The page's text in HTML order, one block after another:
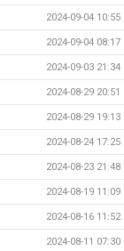
2024-09-04 10:55
2024-09-04 08:17
2024-09-03 21:34
2024-08-29 20:51
2024-08-29 19:13
2024-08-24 17:25
2024-08-23 21:48
2024-08-19 11:09
2024-08-16 11:52
2024-08-11 07:30